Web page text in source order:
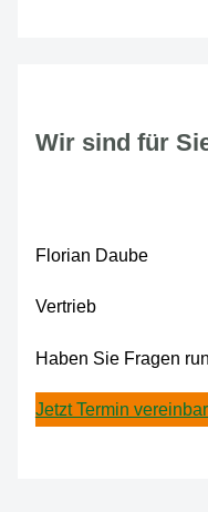
Wir sind für
Florian Daube
Vertrieb
Haben Sie Fragen
Jetzt Termin